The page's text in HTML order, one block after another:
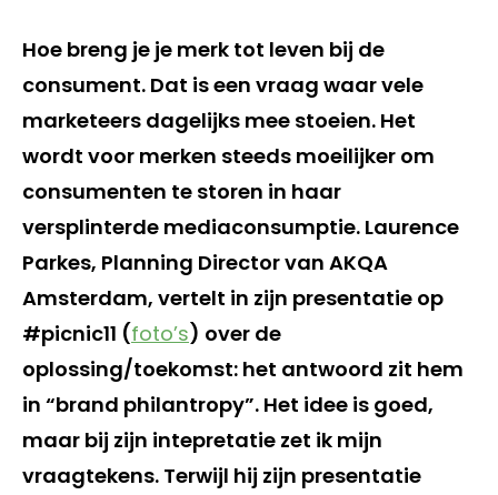
Hoe breng je je merk tot leven bij de
consument. Dat is een vraag waar vele
marketeers dagelijks mee stoeien. Het
wordt voor merken steeds moeilijker om
consumenten te storen in haar
versplinterde mediaconsumptie. Laurence
Parkes, Planning Director van AKQA
Amsterdam, vertelt in zijn presentatie op
#picnic11 (foto’s) over de
oplossing/toekomst: het antwoord zit hem
in “brand philantropy”. Het idee is goed,
maar bij zijn intepretatie zet ik mijn
vraagtekens. Terwijl hij zijn presentatie